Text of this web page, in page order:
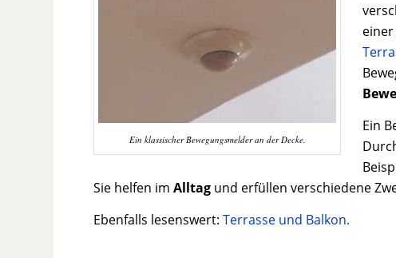
Ein klassischer Bewegungsmelder an der Decke.
Ein
Sie helfen imAlltag und erfüllen verschiedene
Ebenfalls lesenswert:Terrasse und Balkon.